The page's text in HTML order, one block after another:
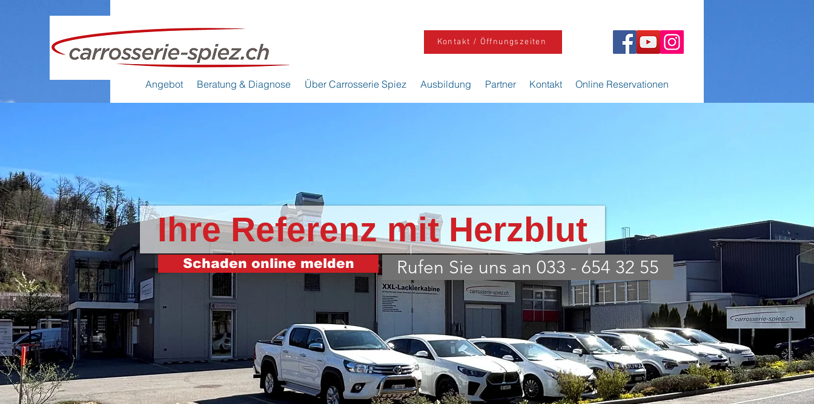
Angebot Beratung & Diagnose Über Carrosserie Spiez Ausbildung Partner Kontakt Online Reservationen
Kontakt / Öffnungszeiten
Ihre Referenz mit Herzblut
Schaden online melden Rufen Sie uns an 033 - 654 32 55